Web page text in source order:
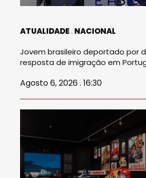
ATUALIDADE NACIONAL
Jovem brasileiro deportado por
resposta de imigração em
Agosto 6, 2026 . 16:30